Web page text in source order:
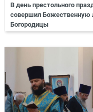
В день престольного
совершил Божественную
Богородицы